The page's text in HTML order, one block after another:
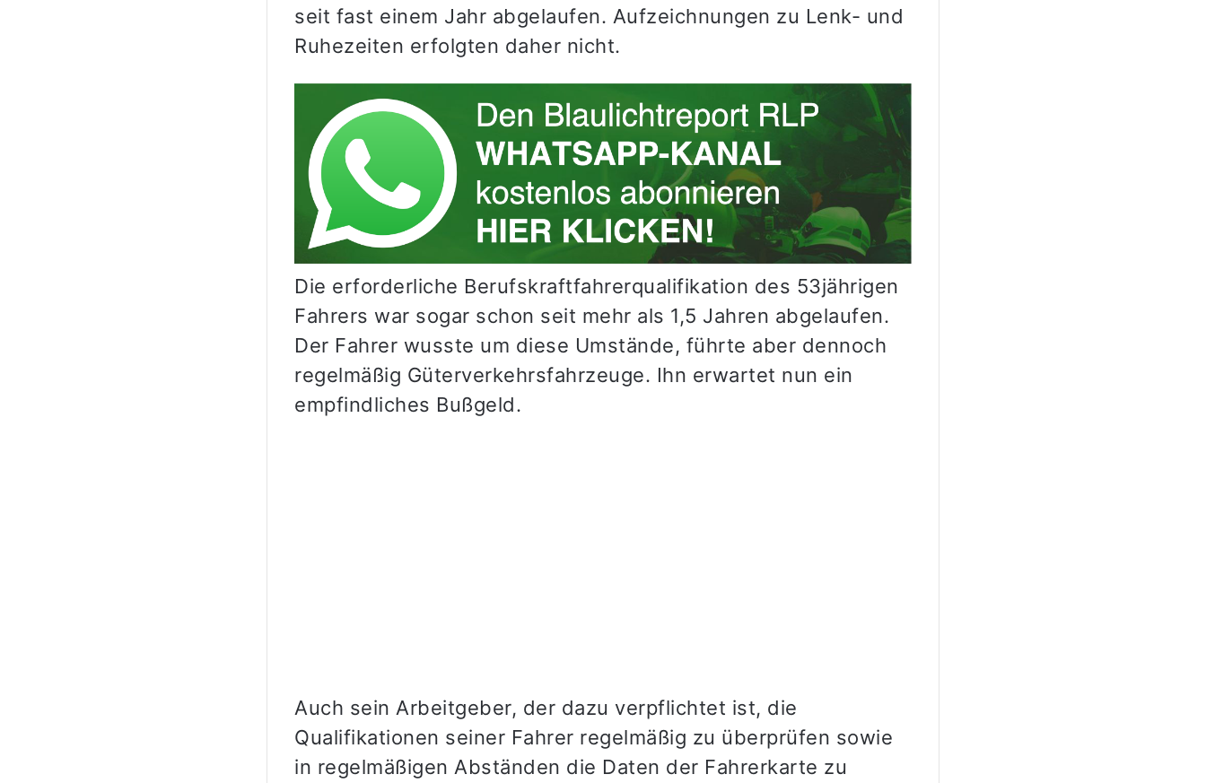
seit fast einem Jahr abgelaufen. Aufzeichnungen zu Lenk- und
Ruhezeiten erfolgten daher nicht.
Die erforderliche Berufskraftfahrerqualifikation des 53jährigen
Fahrers war sogar schon seit mehr als 1,5 Jahren abgelaufen.
Der Fahrer wusste um diese Umstände, führte aber dennoch
regelmäßig Güterverkehrsfahrzeuge. Ihn erwartet nun ein
empfindliches Bußgeld.
Auch sein Arbeitgeber, der dazu verpflichtet ist, die
Qualifikationen seiner Fahrer regelmäßig zu überprüfen sowie
in regelmäßigen Abständen die Daten der Fahrerkarte zu